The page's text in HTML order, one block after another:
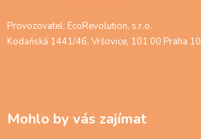
Provozovatel: EcoRevolution, s.r.o.
Kodaňská 1441/46, Vršovice, 101 00 Praha 10
Mohlo by vás zajímat